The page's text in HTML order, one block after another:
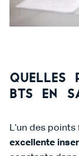
Quelles
BTS en
L’un des
excellente